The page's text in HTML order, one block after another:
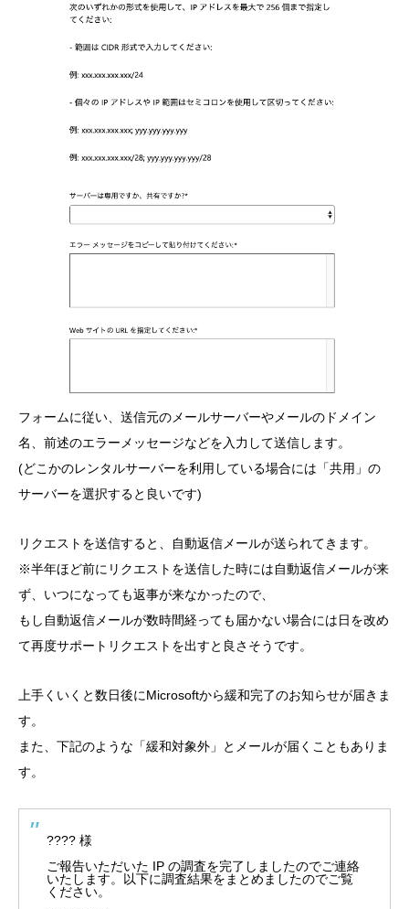
フォームに従い、送信元のメールサーバーやメールのドメイン
名、前述のエラーメッセージなどを入力して送信します。
(どこかのレンタルサーバーを利用している場合には「共用」の
サーバーを選択すると良いです)
リクエストを送信すると、自動返信メールが送られてきます。
※半年ほど前にリクエストを送信した時には自動返信メールが来
ず、いつになっても返事が来なかったので、
もし自動返信メールが数時間経っても届かない場合には日を改め
て再度サポートリクエストを出すと良さそうです。
上手くいくと数日後にMicrosoftから緩和完了のお知らせが届きま
す。
また、下記のような「緩和対象外」とメールが届くこともありま
す。
???? 様
ご報告いただいた IP の調査を完了しましたのでご連絡
いたします。以下に調査結果をまとめましたのでご覧
ください。